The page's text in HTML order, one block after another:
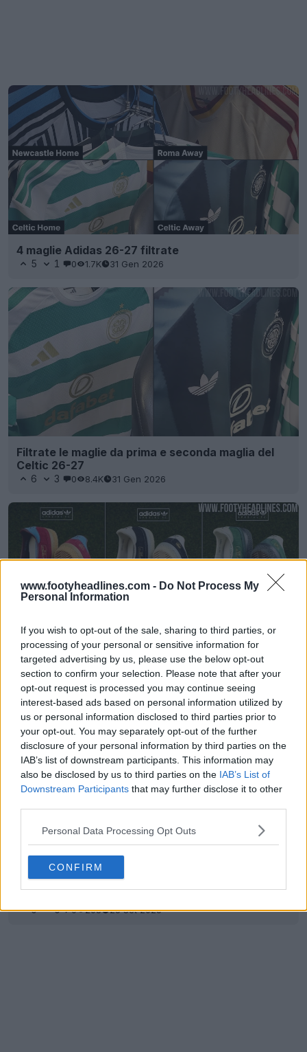
www.footyheadlines.com - Do Not Process My
Personal Information
If you wish to opt-out of the sale, sharing to third parties, or
processing of your personal or sensitive information for
targeted advertising by us, please use the below opt-out
section to confirm your selection. Please note that after your
opt-out request is processed you may continue seeing
interest-based ads based on personal information utilized by
us or personal information disclosed to third parties prior to
your opt-out. You may separately opt-out of the further
disclosure of your personal information by third parties on the
IAB’s list of downstream participants. This information may
also be disclosed by us to third parties on the IAB’s List of
Downstream Participants that may further disclose it to other
Personal Data Processing Opt Outs
CONFIRM
4 maglie Adidas 26-27 filtrate
5 1 0 1.7K 31 Gen 2026
Filtrate le maglie da prima e seconda maglia del
Celtic 26-27
6 3 0 8.4K 31 Gen 2026
Adidas 2025 Spezial Newcastle, Aston Villa &
Celtic Collezioni filtrate - In arrivo il 16 ottobre
2 0 0 507 13 Ott 2025
Il Celtic indossa maglie autentiche a maniche
0 0 0 208 25 Set 2025